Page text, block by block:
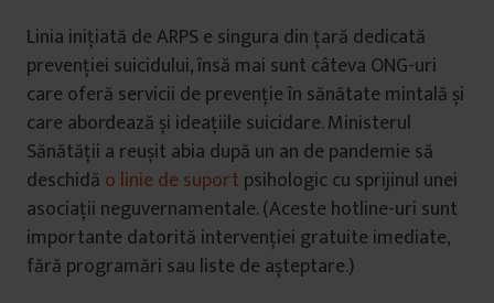
Linia inițiată de ARPS e singura din țară dedicată
prevenției suicidului, însă mai sunt câteva ONG-uri
care oferă servicii de prevenție în sănătate mintală și
care abordează și ideațiile suicidare. Ministerul
Sănătății a reușit abia după un an de pandemie să
deschidă o linie de suport psihologic cu sprijinul unei
asociații neguvernamentale. (Aceste hotline-uri sunt
importante datorită intervenției gratuite imediate,
fără programări sau liste de așteptare.)